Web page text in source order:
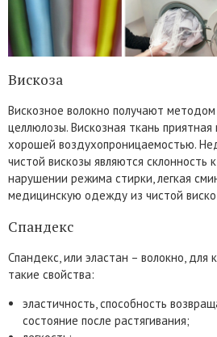
Вискоза
Вискозное волокно получают
целлюлозы. Вискозная ткань
хорошей воздухопроницаемостью.
чистой вискозы являются склонность
нарушении режима стирки, легкая
медицинскую одежду из чистой
Спандекс
Спандекс, или эластан – волокно, для
такие свойства:
эластичность, способность
состояние после растягивания;